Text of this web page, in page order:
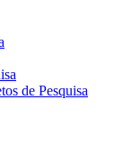
de Pesquisa